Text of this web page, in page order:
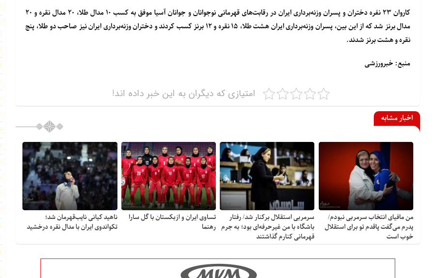
کاروان ۲۳ نفره دختران و پسران وزنه‌برداری ایران در رقابت‌های قهرمانی نوجوانان و جوانان آسیا موفق به کسب ۱۰ مدال طلا، ۲۰ مدال نقره و ۲۰
مدال برنز شد که از این بین، پسران وزنه‌برداری ایران هشت طلا، ۱۵ نقره و ۱۲ برنز کسب کردند و دختران وزنه‌برداری ایران نیز صاحب دو طلا، پنج
نقره و هشت برنز شدند.
منبع: خبرورزشی
امتیازی که دیگران به این خبر داده اند!
اخبار مشابه
من مافیای انتخاب سرمربی نبودم/
پدرم می‌گفت پاقدم تو برای استقلال
خوب است
سرمربی استقلال برکنار شد/ رفتار
باشگاه با من غیرحرفه‌ای بود؛ به جرم
قهرمانی کنارم گذاشتند
تساوی ایران و ازبکستان با گل سارا
رهنما
ناهید کیانی نایب‌قهرمان شد؛
تکواندوی ایران با مدال نقره درخشید